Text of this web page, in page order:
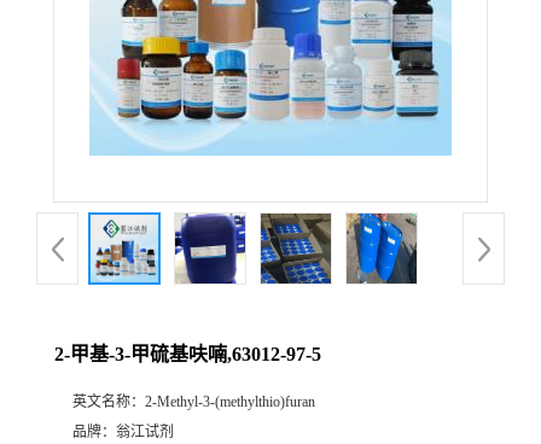
2-甲基-3-甲硫基呋喃,63012-97-5
英文名称： 2-Methyl-3-(methylthio)furan
品牌： 翁江试剂